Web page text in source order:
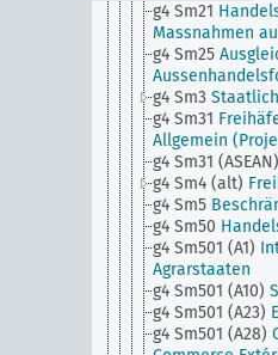
g4 Sm21
Massnahmen
g4 Sm25
g4 Sm3
g4 Sm31
Allgemein
g4 Sm31 (ASEAN)
g4 Sm4 (alt)
g4 Sm5
g4 Sm50
g4 Sm501 (A1)
Agrarstaaten
g4 Sm501 (A10)
g4 Sm501 (A23)
g4 Sm501 (A28)